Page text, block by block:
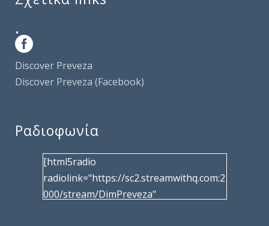
.
Discover Preveza
Discover Preveza (Facebook)
Ραδιοφωνία
[html5radio
radiolink="https://sc2.streamwithq.com:2
000/stream/DimPreveza"